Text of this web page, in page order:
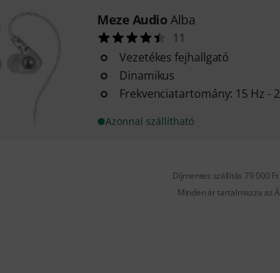
Meze Audio Alba
11
Vezetékes fejhallgató
Dinamikus
Frekvenciatartomány: 15 Hz -
Azonnal szállítható
Díjmentes szállítás 79 000
Minden ár tartalmazza az